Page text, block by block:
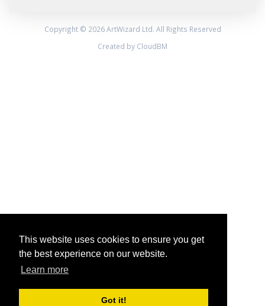
This website uses cookies to ensure you get
the best experience on our website.
Learn more
Got it!
Copyright © 2026 ArtWizard Ltd. All Rights Reserved
Created by CloudBM